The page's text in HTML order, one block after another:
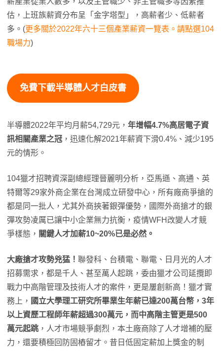
估，上班族薪資分布呈「金字塔型」，高薪者少、低薪者
多。(更多關於2022年六十三個產業薪資一覽表。請點選104
職場力)
免費下載半導體人才白皮書
半導體2022年平均月薪54,729元， 年增幅4.7%高居電子資
訊相關產業之冠 ，迅速化解2021年薪資下滑0.4%、減少195
元的情形。
104獵才招聘資深副總經理晉麗明分析，亞馬遜、高通、英
特爾等29家外商企業在台灣成立研發中心，所有廠商爭搶的
都是同一批人，尤其外商挾著銀彈優勢，國際外商搶才的銀
彈攻勢凌厲已讓中小企業無力抗衡，疫情WFH改變人才競
爭樣態， 關鍵人才加薪10~20%已是必然。
大廠搶才攻勢兇猛！ 聯發科、台積電、聯電、日月光的人才
招募需求，都是千人、甚至萬人起跳，委由獵才公司延攬即
戰力中高階管理及技術人才的案件，更是屢創新高！獵才實
務上， 國立大學理工研究所畢業生年薪已達200萬台幣， 3年
以上資歷工程師年薪超過300萬元，而中高階主管更是500
萬元起跳 ，人才市場競爭劇烈，本土廠商除了人才增補的壓
力，還要積極回防固樁留才。昔日低固定薪加上獎金的制